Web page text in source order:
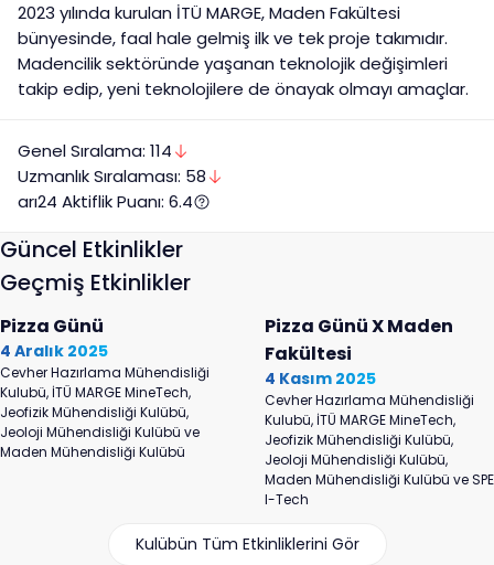
2023 yılında kurulan İTÜ MARGE, Maden Fakültesi
bünyesinde, faal hale gelmiş ilk ve tek proje takımıdır.
Madencilik sektöründe yaşanan teknolojik değişimleri
takip edip, yeni teknolojilere de önayak olmayı amaçlar.
Genel Sıralama: 114
UzmanlıkSıralaması: 58
arı24 Aktiflik Puanı: 6.4
Güncel Etkinlikler
Geçmiş Etkinlikler
Pizza Günü
4 Aralık 2025
Cevher Hazırlama Mühendisliği
Kulubü, İTÜ MARGE MineTech,
Jeofizik Mühendisliği Kulübü,
Jeoloji Mühendisliği Kulübü ve
Maden Mühendisliği Kulübü
Pizza Günü X Maden
Fakültesi
4 Kasım 2025
Cevher Hazırlama Mühendisliği
Kulubü, İTÜ MARGE MineTech,
Jeofizik Mühendisliği Kulübü,
Jeoloji Mühendisliği Kulübü,
Maden Mühendisliği Kulübü ve SPE
I-Tech
Kulübün Tüm Etkinliklerini Gör